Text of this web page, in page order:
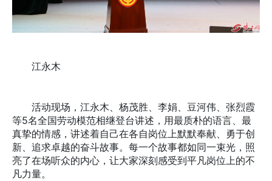
江永木
活动现场，江永木、杨茂胜、李娟、豆河伟、张烈霞
等5名全国劳动模范相继登台讲述，用最质朴的语言、最
真挚的情感，讲述着自己在各自岗位上默默奉献、勇于创
新、追求卓越的奋斗故事。每一个故事都如同一束光，照
亮了在场听众的内心，让大家深刻感受到平凡岗位上的不
凡力量。